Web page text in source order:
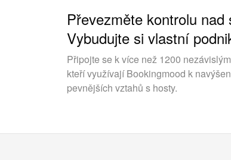
Převezměte kontrolu
Vybudujte si vlastní
Připojte se k více než 1200
kteří využívají Bookingmood k
pevnějších vztahů s hosty.